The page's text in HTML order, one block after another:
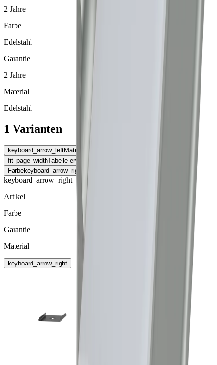
2 Jahre
Farbe
Edelstahl
Garantie
2 Jahre
Material
Edelstahl
1 Varianten
keyboard_arrow_leftMaterial
fit_page_widthTabelle erweitern
Farbekeyboard_arrow_right
keyboard_arrow_right
Artikel
Farbe
Garantie
Material
keyboard_arrow_right